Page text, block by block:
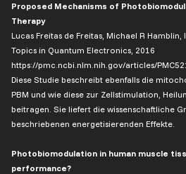
Proposed Mechanisms of
Therapy
Lucas Freitas de Freitas, Michael R Hamblin,
Topics in Quantum Electronics, 2016
https://pmc.ncbi.nlm.nih.gov/articles/
Diese Studie beschreibt ebenfalls die
PBM und wie diese zur Zellstimulation,
beitragen. Sie liefert die wissenschaftliche
beschriebenen energetisierenden Effekte.
Photobiomodulation in human muscle
performance?